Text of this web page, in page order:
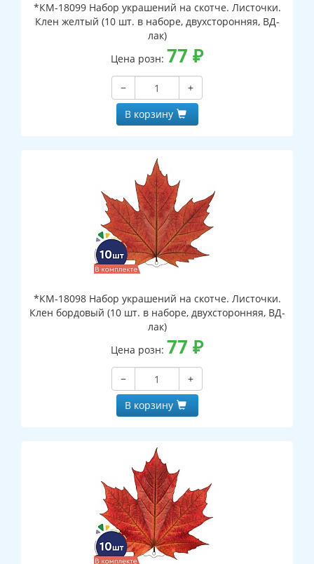
*КМ-18099 Набор украшений на скотче. Листочки.
Клен желтый (10 шт. в наборе, двухсторонняя, ВД-
лак)
Цена розн: 77 ₽
−
+
В корзину
*КМ-18098 Набор украшений на скотче. Листочки.
Клен бордовый (10 шт. в наборе, двухсторонняя, ВД-
лак)
Цена розн: 77 ₽
−
+
В корзину